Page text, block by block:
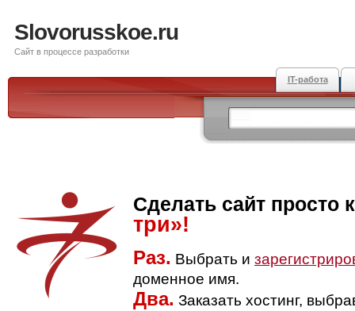
Slovorusskoe.ru
Сайт в процессе разработки
IT-работа
Сделать сайт просто
три»!
Раз. Выбрать и
доменное имя.
Два. Заказать хостинг,